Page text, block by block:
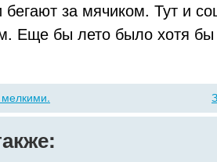
за мячиком. Тут и
Еще бы лето было хотя